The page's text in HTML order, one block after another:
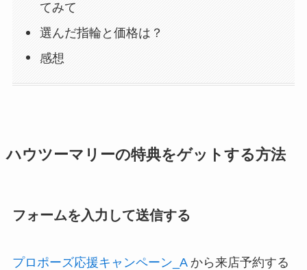
てみて
選んだ指輪と価格は？
感想
ハウツーマリーの特典をゲットする方法
フォームを入力して送信する
プロポーズ応援キャンペーン_Aから来店予約する